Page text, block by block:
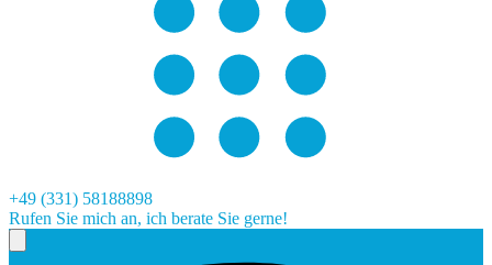
+49 (331) 58188898
Rufen Sie mich an, ich berate Sie gerne!